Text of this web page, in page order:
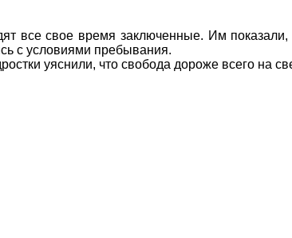
все свое время заключенные. Им показали,
с условиями пребывания.
уяснили, что свобода дороже всего на